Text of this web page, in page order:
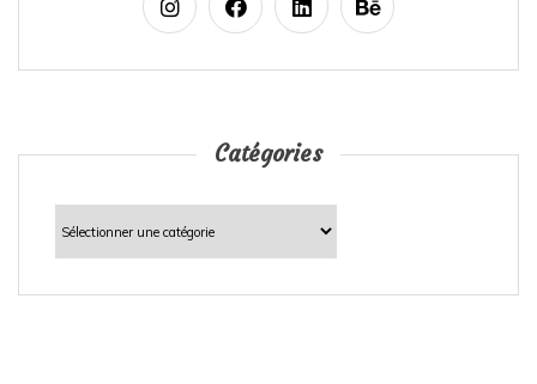
Catégories
Catégories